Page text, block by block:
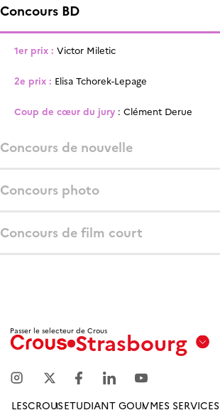
Concours BD
1er prix : Victor Miletic
2e prix : Elisa Tchorek-Lepage
Coup de cœur du jury : Clément Derue
Concours de nouvelle
Concours photo
Concours de film court
Passer le selecteur de CrousStrasbourg
Marseille
LESCROUSETUDIANT GOUVMES SERVICES